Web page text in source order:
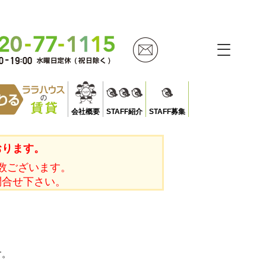
会社概要 STAFF紹介 STAFF募集
ます。
ざいます。
せ下さい。